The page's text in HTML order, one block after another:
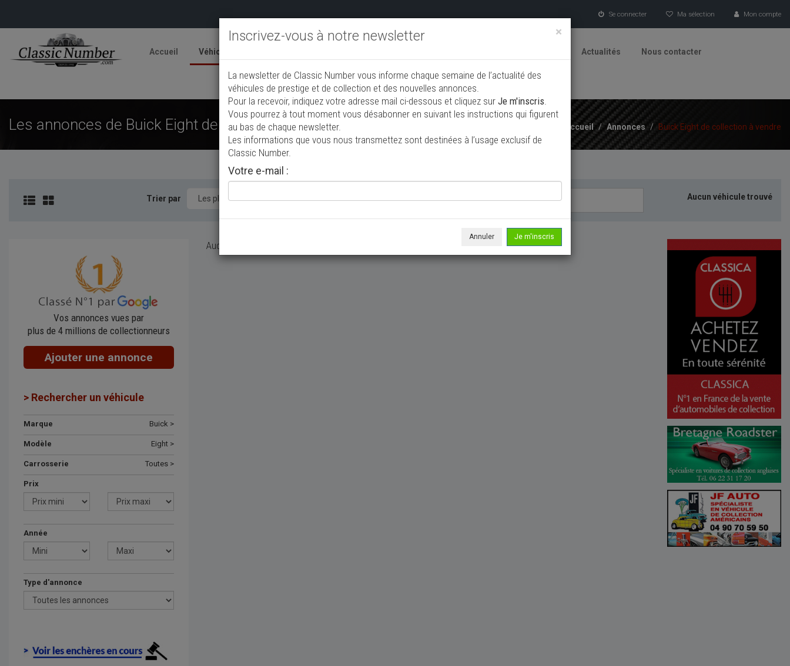
Se connecter Ma sélection Mon compte
Accueil Véhicules Actualités Nous contacter
Ajouter une annonce
Les annonces de Buick Eight de collection à vendre Accueil / Annonces / Buick Eight de collection à vendre
Trier par Aucun véhicule trouvé
Vos annonces vues par
plus de 4 millions de collectionneurs
Ajouter une annonce
> Rechercher un véhicule
Marque Buick >
Modèle Eight >
Carrosserie Toutes >
Prix
Année
Type d'annonce
Aucun véhicule ne correspond à votre recherche, veuillez modifier vos critères de recherche...
×
Inscrivez-vous à notre newsletter
La newsletter de Classic Number vous informe chaque semaine de l’actualité des
véhicules de prestige et de collection et des nouvelles annonces.
Pour la recevoir, indiquez votre adresse mail ci-dessous et cliquez sur Je m'inscris.
Vous pourrez à tout moment vous désabonner en suivant les instructions qui figurent
au bas de chaque newsletter.
Les informations que vous nous transmettez sont destinées à l’usage exclusif de
Classic Number.
Votre e-mail :
Annuler Je m'inscris